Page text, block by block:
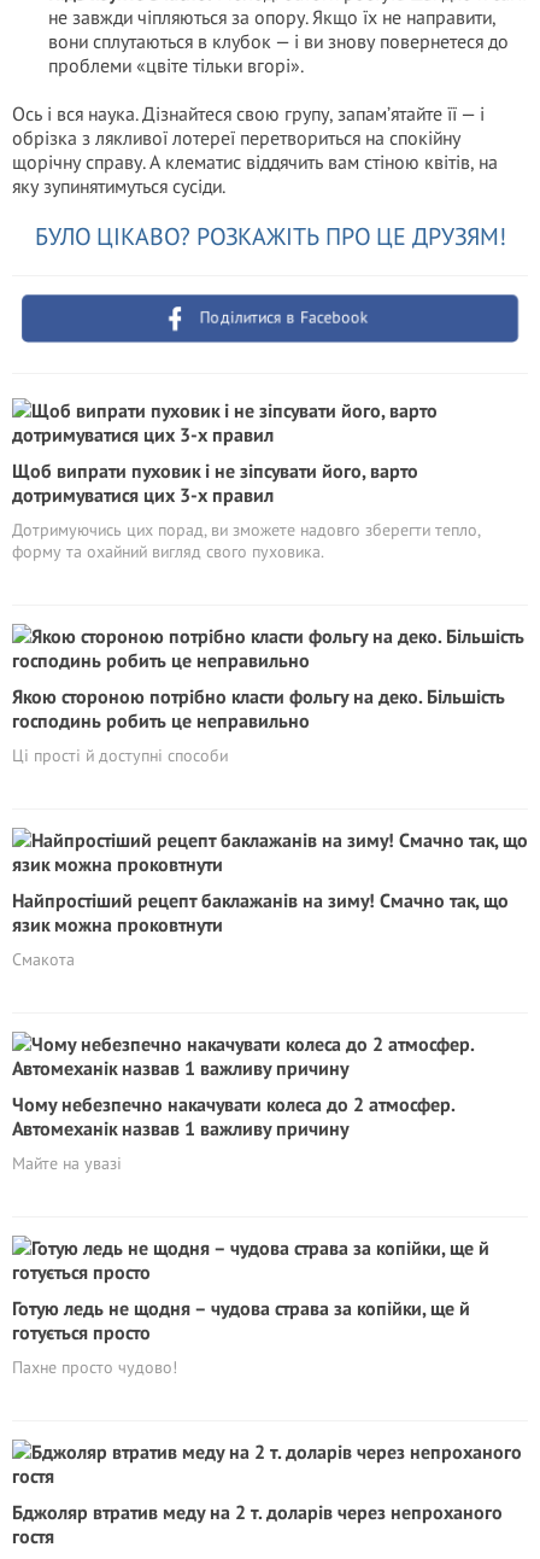
не завжди чіпляються за опору. Якщо їх не направити,
вони сплутаються в клубок — і ви знову повернетеся до
проблеми «цвіте тільки вгорі».
Ось і вся наука. Дізнайтеся свою групу, запам’ятайте її — і
обрізка з лякливої лотереї перетвориться на спокійну
щорічну справу. А клематис віддячить вам стіною квітів, на
яку зупинятимуться сусіди.
БУЛО ЦІКАВО? РОЗКАЖІТЬ ПРО ЦЕ ДРУЗЯМ!
Поділитися в Facebook
Щоб випрати пуховик і не зіпсувати його, варто
дотримуватися цих 3-х правил
Дотримуючись цих порад, ви зможете надовго зберегти тепло,
форму та охайний вигляд свого пуховика.
Якою стороною потрібно класти фольгу на деко. Більшість
господинь робить це неправильно
Ці прості й доступні способи
Найпростіший рецепт баклажанів на зиму! Смачно так, що
язик можна проковтнути
Смакота
Чому небезпечно накачувати колеса до 2 атмосфер.
Автомеханік назвав 1 важливу причину
Майте на увазі
Готую ледь не щодня – чудова страва за копійки, ще й
готується просто
Пахне просто чудово!
Бджоляр втратив меду на 2 т. доларів через непроханого
гостя